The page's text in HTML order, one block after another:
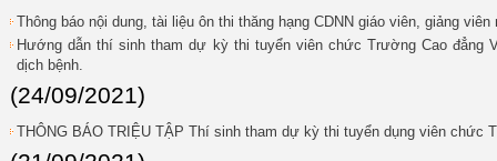
Thông báo nội dung, tài liệu ôn thi thăng hạng CDNN giáo viên, giảng viên
Hướng dẫn thí sinh tham dự kỳ thi tuyển viên chức Trường Cao đẳng
dịch bệnh.
(24/09/2021)
THÔNG BÁO TRIỆU TẬP Thí sinh tham dự kỳ thi tuyển dụng viên chức